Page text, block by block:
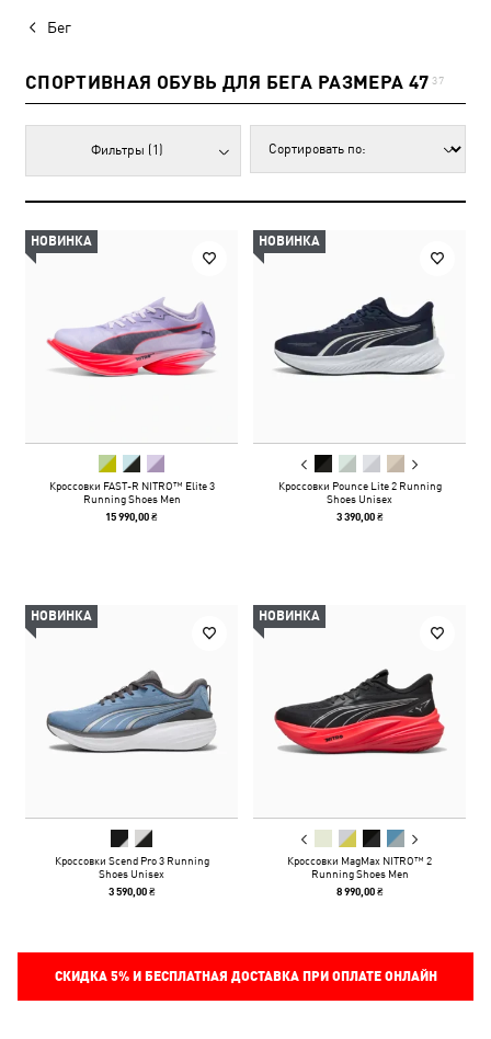
Бег
СПОРТИВНАЯ ОБУВЬ ДЛЯ БЕГА РАЗМЕРА 47 37
Фильтры (1)
НОВИНКА
Кроссовки FAST-R NITRO™ Elite 3
Running Shoes Men
15 990,00 ₴
НОВИНКА
Кроссовки Pounce Lite 2 Running
Shoes Unisex
3 390,00 ₴
НОВИНКА
Кроссовки Scend Pro 3 Running
Shoes Unisex
3 590,00 ₴
НОВИНКА
Кроссовки MagMax NITRO™ 2
Running Shoes Men
8 990,00 ₴
СКИДКА 5%И БЕСПЛАТНАЯ ДОСТАВКА ПРИ ОПЛАТЕ ОНЛАЙН